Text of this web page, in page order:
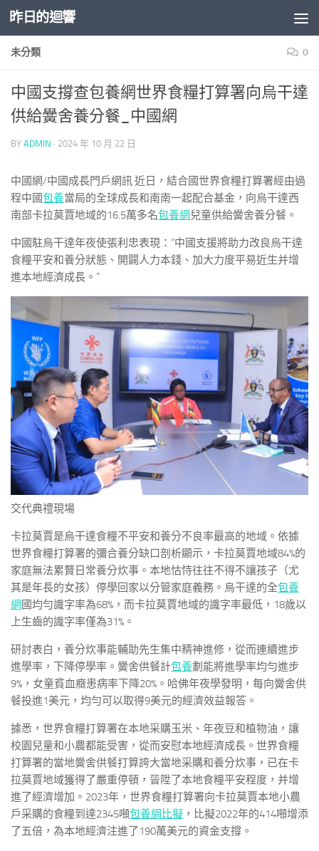
Skip to content
昨日的迴響
未分類 0
中國支撐查包養網世界食糧打算署向烏干達
供給黌舍養分餐_中國網
BY ADMIN · 2024 年 10 月 22 日
中國網/中國成長門戶網訊 近日，結合國世界食糧打算署經由過
程中國包養當局的全球成長和南南一起配合基金，向烏干達西
南部卡拉莫賈地域的16.5萬多名包養網 兒童供給黌舍養分餐。
中國駐烏干達年夜使張利忠表現：“中國支援將助力改良烏干達
食糧平安和養分狀態、開闢人力本錢、加大力度平易近生并增
進本地經濟成長。”
交代典禮現場
卡拉莫賈是烏干達食糧不平安和養分不良率最高的地域。依據
世界食糧打算署的彌合養分缺口剖析顯示，卡拉莫賈地域84%的
家庭無法累贅日常養分炊事。本地怙恃往往不得不讓孩子（尤
其是年長的女孩）停學回家以分管家庭義務。烏干達的全包養
網 國均勻識字率為68%，而卡拉莫賈地域的識字率最低，18歲以
上生齒的識字率僅為31%。
研討表白，養分炊事能輔助先生集中精神進修，從而連續進步
進學率，下降停學率。黌舍供餐計包養劃能將進學率均勻進步
9%，女童貧血癥患病率下降20%。哈佛年夜學發明，每向黌舍供
餐投進1美元，均勻可以取得9美元的經濟效益報答。
據悉，世界食糧打算署在本地采購玉米、年夜豆和植物油，讓
校園兒童和小農都能受害，從而安慰本地經濟成長。世界食糧
打算署的當地黌舍供餐打算誇大當地采購和養分炊事，已在卡
拉莫賈地域獲得了嚴重停頓，晉陞了本地食糧平安程度，并增
進了經濟增加。2023年，世界食糧打算署向卡拉莫賈本地小農
戶采購的食糧到達2345噸包養網比擬 ，比擬2022年的414噸增添
了五倍，為本地經濟注進了190萬美元的資金支撐。